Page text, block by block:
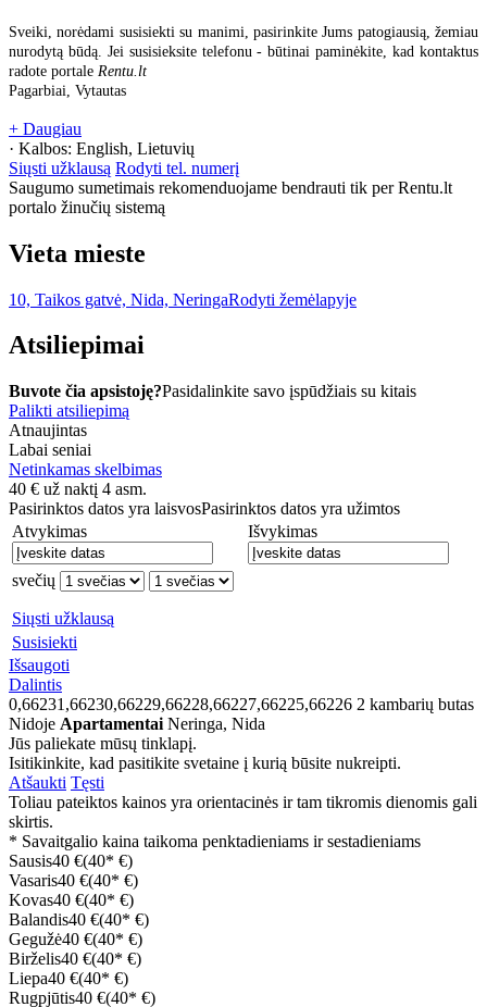
Sveiki, norėdami susisiekti su manimi, pasirinkite Jums patogiausią, žemiau
nurodytą būdą. Jei susisieksite telefonu - būtinai paminėkite, kad kontaktus
radote portale Rentu.lt
Pagarbiai, Vytautas
+ Daugiau
· Kalbos: English, Lietuvių
Siųsti užklausą Rodyti tel. numerį
Saugumo sumetimais rekomenduojame bendrauti tik per Rentu.lt
portalo žinučių sistemą
Vieta mieste
10, Taikos gatvė, Nida, NeringaRodyti žemėlapyje
Atsiliepimai
Buvote čia apsistoję?Pasidalinkite savo įspūdžiais su kitais
Palikti atsiliepimą
Atnaujintas
Labai seniai
Netinkamas skelbimas
40 € už naktį 4 asm.
Pasirinktos datos yra laisvosPasirinktos datos yra užimtos
Atvykimas
Išvykimas
svečių
Siųsti užklausą
Susisiekti
Išsaugoti
Dalintis
0,66231,66230,66229,66228,66227,66225,66226 2 kambarių butas
Nidoje Apartamentai Neringa, Nida
Jūs paliekate mūsų tinklapį.
Isitikinkite, kad pasitikite svetaine į kurią būsite nukreipti.
Atšaukti Tęsti
Toliau pateiktos kainos yra orientacinės ir tam tikromis dienomis gali
skirtis.
* Savaitgalio kaina taikoma penktadieniams ir sestadieniams
Sausis40 €(40* €)
Vasaris40 €(40* €)
Kovas40 €(40* €)
Balandis40 €(40* €)
Gegužė40 €(40* €)
Birželis40 €(40* €)
Liepa40 €(40* €)
Rugpjūtis40 €(40* €)